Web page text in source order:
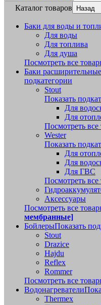
Каталог товаров Назад
Баки для воды и
Для воды
Для топлива
Для душа
Посмотреть все
Баки
подкатегории
Stout
Показать
Для
Для
Посмотреть все
Wester
Показать
Для
Для
Для ГВС
Посмотреть все
Аксессуары
Посмотреть все
мембранные]
БойлерыПоказать
Stout
Drazice
Hajdu
Reflex
Rommer
Посмотреть все
Водонагреватели
Thermex